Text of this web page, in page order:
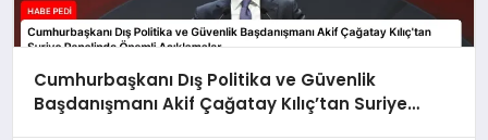
Cumhurbaşkanı Dış Politika ve Güvenlik
Başdanışmanı Akif Çağatay Kılıç’tan Suriye